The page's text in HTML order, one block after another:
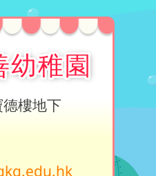
幼稚園
樓地下